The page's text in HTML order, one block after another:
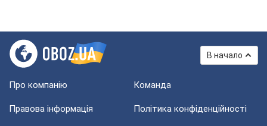
В начало
Про компанію Команда
Правова інформація Політика конфіденційності